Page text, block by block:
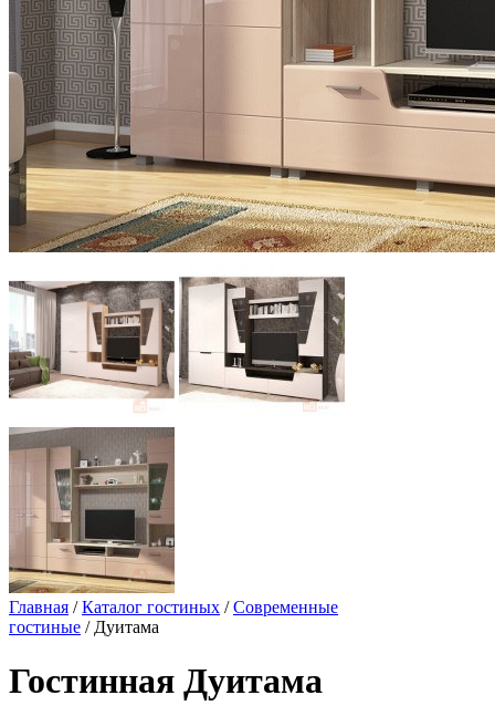
Главная /Каталог гостиных /Современные
гостиные / Дуитама
Гостинная Дуитама